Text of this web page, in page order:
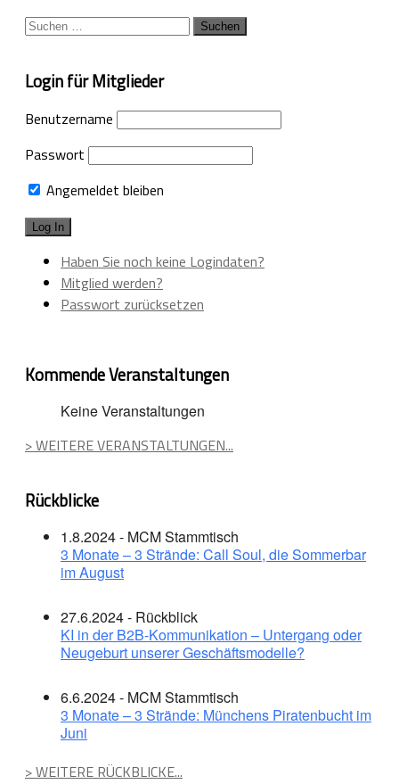
Suchen
Login für Mitglieder
Benutzername
Passwort
Angemeldet bleiben
Haben Sie noch keine Logindaten?
Mitglied werden?
Passwort zurücksetzen
Kommende Veranstaltungen
Keine Veranstaltungen
> WEITERE VERANSTALTUNGEN...
Rückblicke
1.8.2024 - MCM Stammtisch
3 Monate – 3 Strände: Call Soul, die Sommerbar
im August
27.6.2024 - Rückblick
KI in der B2B-Kommunikation – Untergang oder
Neugeburt unserer Geschäftsmodelle?
6.6.2024 - MCM Stammtisch
3 Monate – 3 Strände: Münchens Piratenbucht im
Juni
> WEITERE RÜCKBLICKE...